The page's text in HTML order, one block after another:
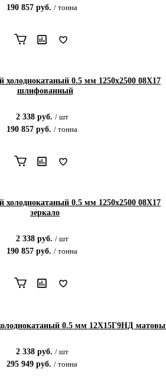
190 857 руб. / тонна
0.5 мм 1250x2500 08Х17
шлифованный
2 338руб. / шт
190 857 руб. / тонна
0.5 мм 1250x2500 08Х17
зеркало
2 338руб. / шт
190 857 руб. / тонна
0.5 мм 12X15Г9НД
2 338руб. / шт
295 949 руб. / тонна